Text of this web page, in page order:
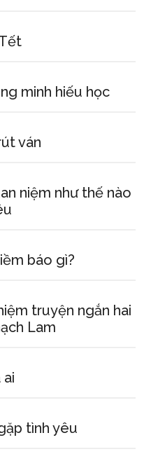
minh hiếu học
ván
niệm như thế nào
báo gì?
truyện ngắn hai
Lam
tình yêu